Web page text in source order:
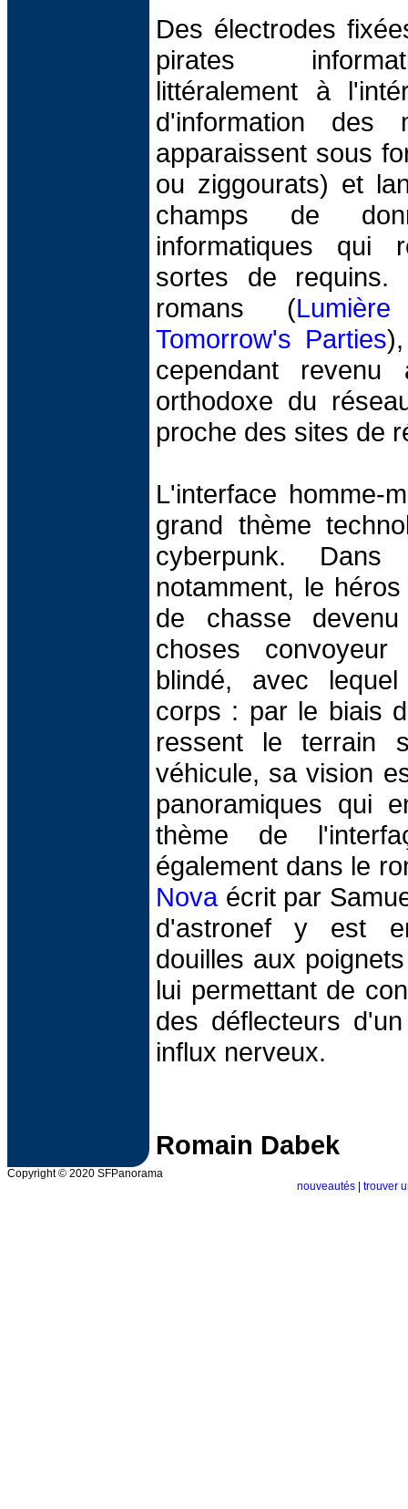
Des électrodes
pirates
littéralement à
d'information des
apparaissent sous
ou ziggourats) et
champs de
informatiques qui
sortes de requins.
romans (
Tomorrow's Parties
cependant
orthodoxe du
proche des sites de
L'interface homme-
grand thème
cyberpunk.
notamment, le
de chasse
choses
blindé, avec
corps : par le biais
ressent le terrain
véhicule, sa vision
panoramiques qui
thème de
également dans le
Novaécrit par
d'astronef y est
douilles aux
lui permettant de
des déflecteurs
influx nerveux.
Romain Dabek
Copyright © 2020 SFPanorama
nouveautés
trouver